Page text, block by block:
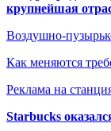
крупнейшая
Воздушно-
Как меняются
Реклама на
Starbucks